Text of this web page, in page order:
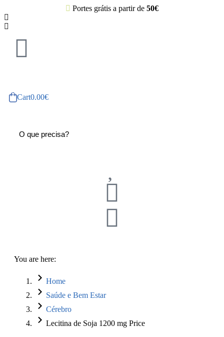
Portes grátis a partir de 50€
Cart0.00€
You are here:
Home
Saúde e Bem Estar
Cérebro
Lecitina de Soja 1200 mg Price